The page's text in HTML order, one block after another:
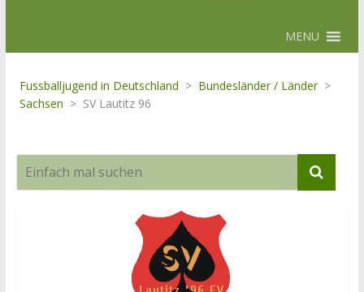
MENU
Fussballjugend in Deutschland > Bundesländer / Länder >
Sachsen > SV Lautitz 96